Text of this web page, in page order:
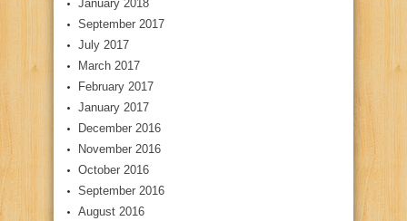
January 2018
September 2017
July 2017
March 2017
February 2017
January 2017
December 2016
November 2016
October 2016
September 2016
August 2016